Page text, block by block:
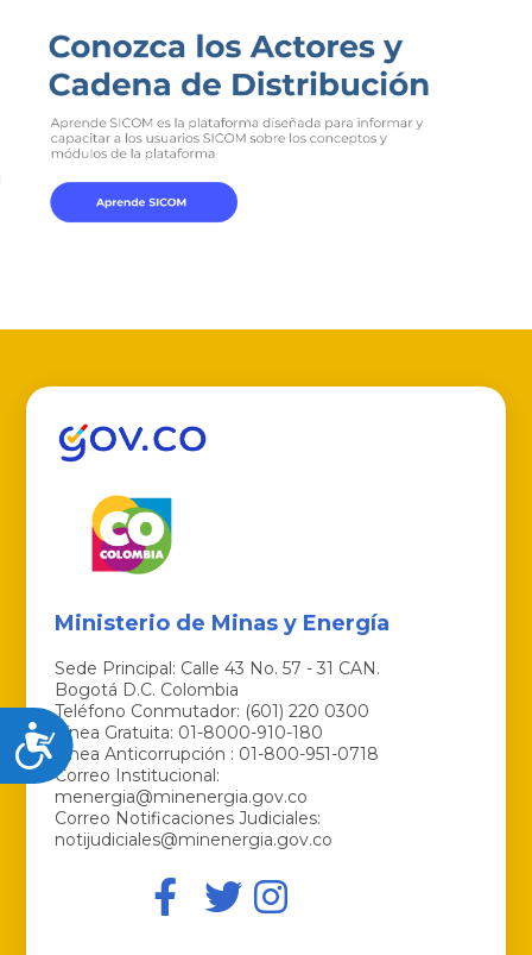
Accesibilidad
Ministerio de Minas y Energía
Sede Principal: Calle 43 No. 57 - 31 CAN.
Bogotá D.C. Colombia
Teléfono Conmutador: (601) 220 0300
Línea Gratuita: 01-8000-910-180
Línea Anticorrupción : 01-800-951-0718
Correo Institucional:
menergia@minenergia.gov.co
Correo Notificaciones Judiciales:
notijudiciales@minenergia.gov.co